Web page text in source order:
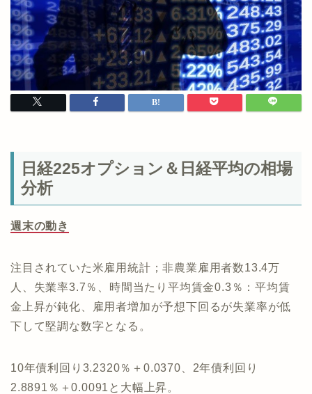
日経225オプション＆日経平均の相場
分析
週末の動き
注目されていた米雇用統計；非農業雇用者数13.4万
人、失業率3.7％、時間当たり平均賃金0.3％：平均賃
金上昇が鈍化、雇用者増加が予想下回るが失業率が低
下して堅調な数字となる。
10年債利回り3.2320％＋0.0370、2年債利回り
2.8891％＋0.0091と大幅上昇。